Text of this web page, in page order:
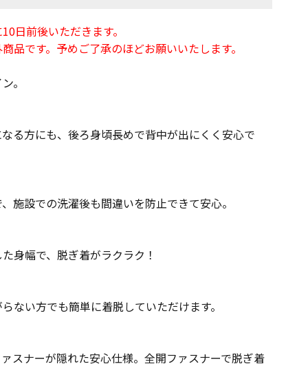
日前後いただきます。
品です。予めご了承のほどお願いいたします。
。
る方にも、後ろ身頃長めで背中が出にくく安心で
施設での洗濯後も間違いを防止できて安心。
身幅で、脱ぎ着がラクラク！
ない方でも簡単に着脱していただけます。
スナーが隠れた安心仕様。全開ファスナーで脱ぎ着